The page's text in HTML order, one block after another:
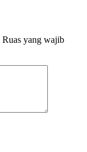
Ruas yang wajib